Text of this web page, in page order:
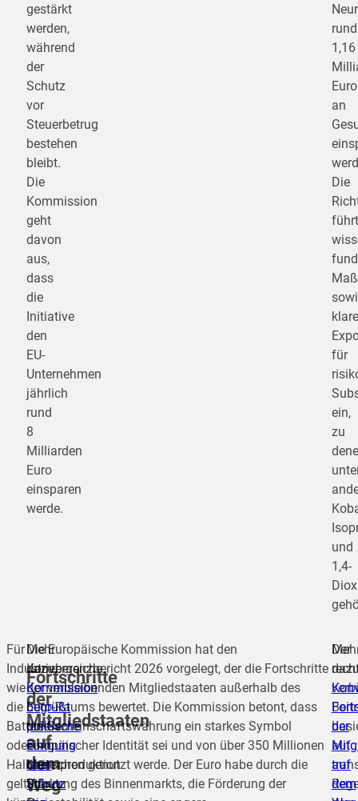
gestärkt
werden,
während
der
Schutz
vor
Steuerbetrug
bestehen
bleibt.
Die
Kommission
geht
davon
aus,
dass
die
Initiative
den
EU-
Unternehmen
jährlich
rund
8
Milliarden
Euro
einsparen
werde.
rund
1,16
Euro
an
Die
führt
für
ein,
zu
und
1,4-
Für
Industriebereiche
wie
die
Batterie-
oder
Halbleiterproduktion
gelten
Mehr
dazu:
Kommission
begrüßt
politische
Einigung
über
Schutz
Fortschritte
der
Mitgliedstaaten
auf
dem
Weg
Die Europäische Kommission hat den
Konvergenzbericht 2026 vorgelegt, der die Fortschritte
der verbleibenden Mitgliedstaaten außerhalb des
Euro-Raums bewertet. Die Kommission betont, dass
die Gemeinschaftswährung ein starkes Symbol
europäischer Identität sei und von über 350 Millionen
Menschen genutzt werde. Der Euro habe durch die
Stärkung des Binnenmarkts, die Förderung der
Der
auf
der
auf
dem